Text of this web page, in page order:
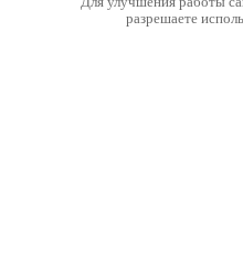
разрешаете